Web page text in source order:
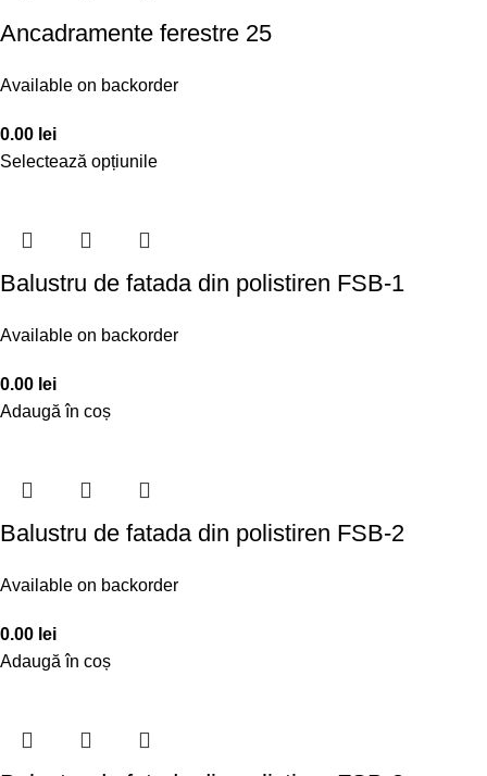
Ancadramente ferestre 25
Available on backorder
0.00 lei
Selectează opțiunile
Balustru de fatada din polistiren FSB-1
Available on backorder
0.00 lei
Adaugă în coș
Balustru de fatada din polistiren FSB-2
Available on backorder
0.00 lei
Adaugă în coș